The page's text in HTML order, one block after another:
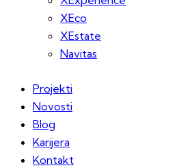
XEco
XEstate
Navitas
Projekti
Novosti
Blog
Karijera
Kontakt